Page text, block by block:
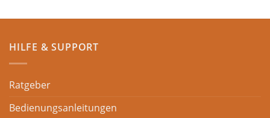
HILFE & SUPPORT
Ratgeber
Bedienungsanleitungen